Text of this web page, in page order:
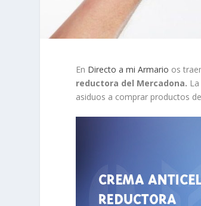
En Directo a mi Armario os
reductora del Mercadona.
asiduos a comprar productos